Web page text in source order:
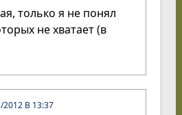
только я не понял
не хватает (в
2012 В 13:37